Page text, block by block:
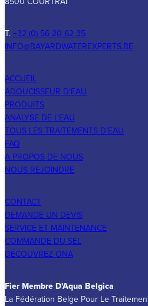
T. +32 (0) 56 20 62 35
INFO@BAYARDWATEREXPERTS.BE
ACCUEIL
ADOUCISSEUR D'EAU
PRODUITS
ANALYSE DE L'EAU
TOUS LES TRAITEMENTS D'EAU
FAQ
A PROPOS DE NOUS
NOUS REJOINDRE
CONTACT
DEMANDE UN DEVIS
SERVICE ET MAINTENANCE
COMMANDE DU SEL
DÉCOUVREZ ONA
Fier Membre D'Aqua Belgica
La Fédération Belge Pour Le